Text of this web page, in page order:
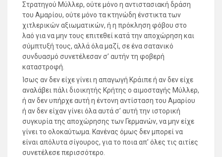
Στρατηγού Μύλλερ, ούτε μόνο η αντιστασιακή δράση
του Αμαρίου, ούτε μόνο τα κτηνώδη ένστικτα των
χιτλερικών αξιωματικών, ή η πρόκληση φόβου στο
λαό για να μην τους επιτεθεί κατά την αποχώρηση και
σύμπτυξή τους, αλλά όλα μαζί, σε ένα σατανικό
συνδυασμό συνετέλεσαν σ’ αυτήν τη φοβερή
καταστροφή.
Ίσως αν δεν είχε γίνει η απαγωγή Κράιπε ή αν δεν είχε
αναλάβει πάλι διοικητής Κρήτης ο αιμοσταγής Μύλλερ,
ή αν δεν υπήρχε αυτή η έντονη αντίσταση του Αμαρίου
ή αν δεν είχαν γίνει όλα αυτά σ’ αυτή την ιστορική
συγκυρία της αποχώρησης των Γερμανών, να μην είχε
γίνει το ολοκαύτωμα. Κανένας όμως δεν μπορεί να
είναι απόλυτα σίγουρος, για το ποια απ’ όλες τις αιτίες
συνετέλεσε περισσότερο.